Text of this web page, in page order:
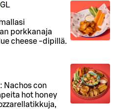
GL
porkkanaja
cheese -dipillä.
Nachos con
hot honey